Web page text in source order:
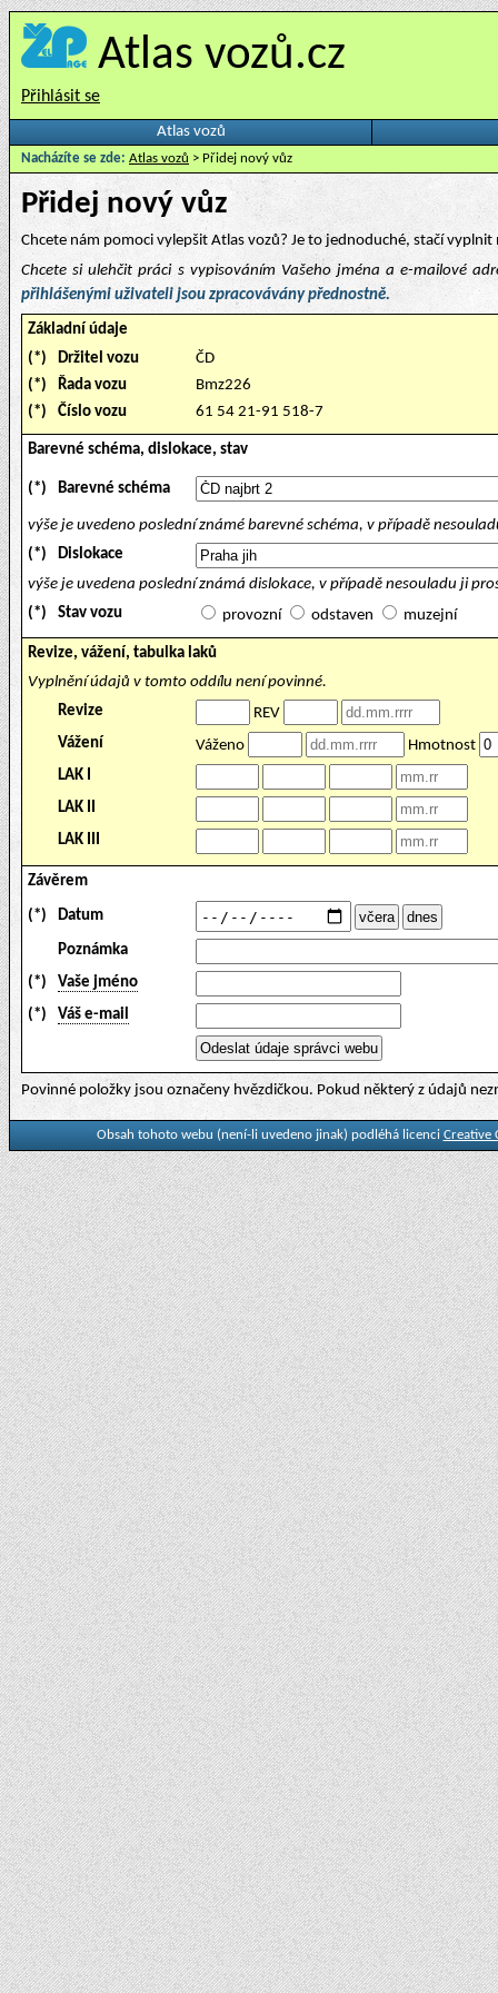
Atlas vozů.cz
Přihlásit se
Atlas vozů
Nacházíte se zde: Atlas vozů > Přidej nový vůz
Přidej nový vůz
Chcete nám pomoci vylepšit Atlas vozů? Je to jednoduché, stačí
Chcete si ulehčit práci s vypisováním Vašeho jména a e-mailové
přihlášenými uživateli jsou zpracovávány přednostně.
Základní údaje
(*)
Držitel vozu
ČD
(*)
Řada vozu
Bmz226
(*)
Číslo vozu 61 54 21-91 518-7
Barevné schéma, dislokace, stav
(*) Barevné schéma
výše je uvedeno poslední známé barevné schéma, v případě
(*)
Dislokace
výše je uvedena poslední známá dislokace, v případě nesouladu ji
(*)
Stav vozu provozní odstaven muzejní
Revize, vážení, tabulka laků
Vyplnění údajů v tomto oddílu není povinné.
Revize
REV
Vážení
Váženo
Hmotnost
LAK I
LAK II
LAK III
Závěrem
(*) Datum
Poznámka
(*)
Vaše jméno
(*)
Váš e-mail
Povinné položky jsou označeny hvězdičkou. Pokud některý z údajů
Obsah tohoto webu (není-li uvedeno jinak) podléhá licenci Creative